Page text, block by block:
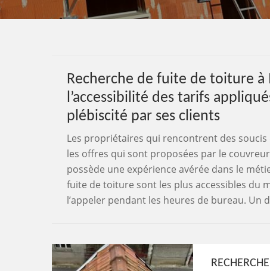
Recherche de fuite de toiture à
l’accessibilité des tarifs
plébiscité par ses clients
Les propriétaires qui rencontrent des
les offres qui sont proposées par le
possède une expérience avérée dans le
fuite de toiture sont les plus accessibles du
l’appeler pendant les heures de bureau. Un